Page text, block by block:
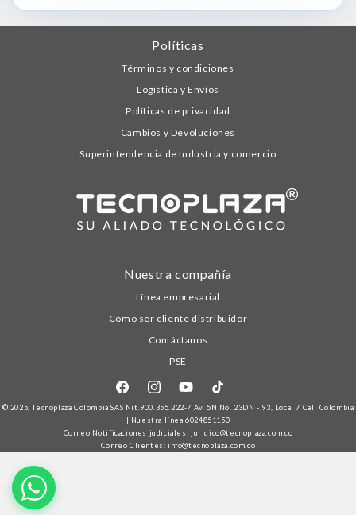
Políticas
Términos y condiciones
Logística y Envíos
Políticas de privacidad
Cambios y Devoluciones
Superintendencia de Industria y comercio
Nuestra compañía
Línea empresarial
Cómo ser cliente distribuidor
Contáctanos
PSE
FacebookInstagram
YouTube
© 2025,Tecnoplaza Colombia SAS Nit.900.355.222-7 Av. 5N No. 23DN - 93, Local 7 Cali Colombia
| Nuestra línea6024851150
Correo Notificaciones judiciales: juridico@tecnoplaza.com.co
Correo Clientes: info@tecnoplaza.com.co